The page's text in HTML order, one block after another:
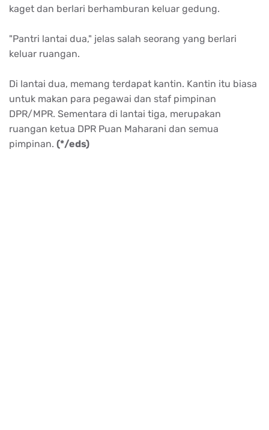
kaget dan berlari berhamburan keluar gedung.
"Pantri lantai dua," jelas salah seorang yang berlari
keluar ruangan.
Di lantai dua, memang terdapat kantin. Kantin itu biasa
untuk makan para pegawai dan staf pimpinan
DPR/MPR. Sementara di lantai tiga, merupakan
ruangan ketua DPR Puan Maharani dan semua
pimpinan. (*/eds)